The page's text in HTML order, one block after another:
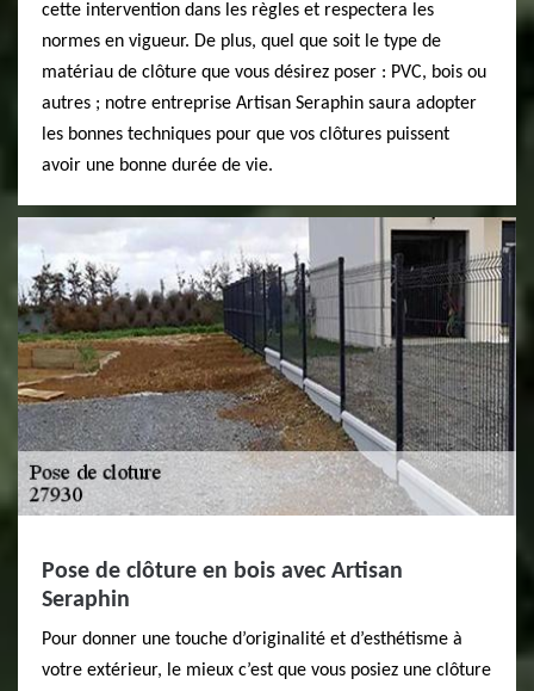
cette intervention dans les règles et respectera les
normes en vigueur. De plus, quel que soit le type de
matériau de clôture que vous désirez poser : PVC, bois ou
autres ; notre entreprise Artisan Seraphin saura adopter
les bonnes techniques pour que vos clôtures puissent
avoir une bonne durée de vie.
Pose de clôture en bois avec Artisan
Seraphin
Pour donner une touche d’originalité et d’esthétisme à
votre extérieur, le mieux c’est que vous posiez une clôture